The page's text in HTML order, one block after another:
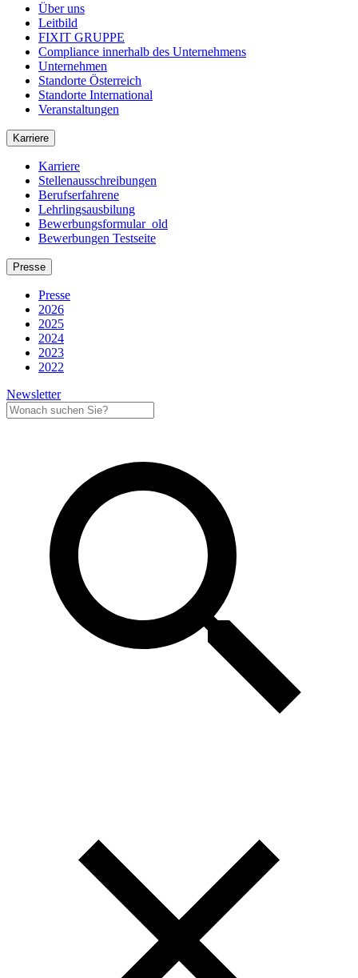
Über uns
Leitbild
FIXIT GRUPPE
Compliance innerhalb des Unternehmens
Unternehmen
Standorte Österreich
Standorte International
Veranstaltungen
Karriere
Karriere
Stellenausschreibungen
Berufserfahrene
Lehrlingsausbilung
Bewerbungsformular_old
Bewerbungen Testseite
Presse
Presse
2026
2025
2024
2023
2022
Newsletter